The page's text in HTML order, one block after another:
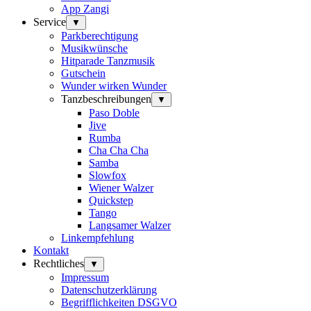
App Zangi
Service
▼
Parkberechtigung
Musikwünsche
Hitparade Tanzmusik
Gutschein
Wunder wirken Wunder
Tanzbeschreibungen
▼
Paso Doble
Jive
Rumba
Cha Cha Cha
Samba
Slowfox
Wiener Walzer
Quickstep
Tango
Langsamer Walzer
Linkempfehlung
Kontakt
Rechtliches
▼
Impressum
Datenschutzerklärung
Begrifflichkeiten DSGVO